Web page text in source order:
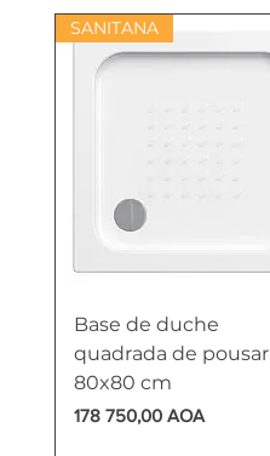
SANITANA
Base de duche
quadrada de pousar
80x80 cm
Preço
178 750,00 AOA